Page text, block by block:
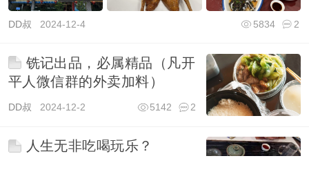
DD叔 2024-12-4 2
5834
铣记出品，必属精品（凡开
平人微信群的外卖加料）
DD叔 2024-12-2 2
5142
人生无非吃喝玩乐？